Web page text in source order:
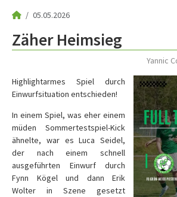
05.05.2026
Zäher Heimsieg
Yannic
Highlightarmes Spiel durch
Einwurfsituation entschieden!
In einem Spiel, was eher einem
müden Sommertestspiel-Kick
ähnelte, war es Luca Seidel,
der nach einem schnell
ausgeführten Einwurf durch
Fynn Kögel und dann Erik
Wolter in Szene gesetzt